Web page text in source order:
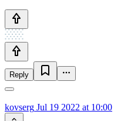
Reply
kovserg Jul 19 2022 at 10:00